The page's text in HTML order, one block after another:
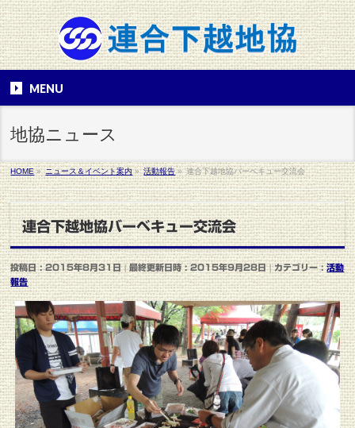
MENU
地協ニュース
HOME» ニュース＆イベント案内» 活動報告» 連合下越地協バーベキュー交流会
連合下越地協バーベキュー交流会
投稿日 : 2015年8月31日 最終更新日時 : 2015年9月28日 カテゴリー :活動
報告